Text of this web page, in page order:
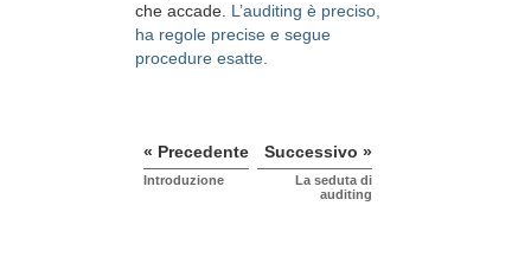
che accade. L’auditing è preciso,
ha regole precise e segue
procedure esatte.
« Precedente
Introduzione
Successivo »
La seduta di
auditing